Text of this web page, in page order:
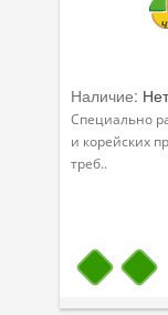
Масла
Наличие:
Специально
и корейских
треб..